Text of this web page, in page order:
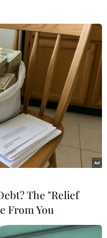
danh sách tỷ phú,
chấm dứt hợp
10. Ngoài ra, ông
đốc điều hành
điện tử FTX, cũng
giảm mạnh sau
vào ngày 11/11.
còn bị cáo buộc nhiều
đảo, rửa tiền./.
(TTXVN/Vietnam+)
The "Relief
From You